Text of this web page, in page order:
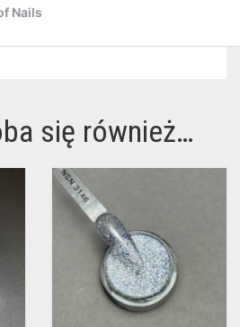
się również…